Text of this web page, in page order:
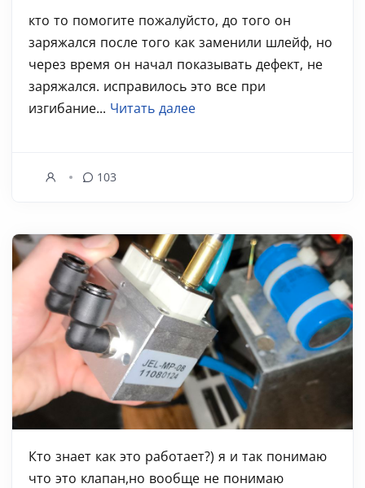
кто то помогите пожалуйсто, до того он
заряжался после того как заменили шлейф, но
через время он начал показывать дефект, не
заряжался. исправилось это все при
изгибание... Читать далее
103
Кто знает как это работает?) я и так понимаю
что это клапан,но вообще не понимаю